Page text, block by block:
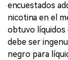
encuestados
nicotina en el
obtuvo líquidos
debe ser
negro para